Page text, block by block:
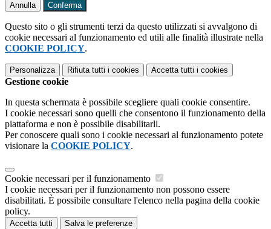
Annulla Conferma
Questo sito o gli strumenti terzi da questo utilizzati si avvalgono di
cookie necessari al funzionamento ed utili alle finalità illustrate nella
COOKIE POLICY.
Personalizza Rifiuta tutti i cookies Accetta tutti i cookies
Gestione cookie
In questa schermata è possibile scegliere quali cookie consentire.
I cookie necessari sono quelli che consentono il funzionamento della
piattaforma e non è possibile disabilitarli.
Per conoscere quali sono i cookie necessari al funzionamento potete
visionare la COOKIE POLICY.
Cookie necessari per il funzionamento
I cookie necessari per il funzionamento non possono essere
disabilitati. È possibile consultare l'elenco nella pagina della cookie
policy.
Accetta tutti Salva le preferenze